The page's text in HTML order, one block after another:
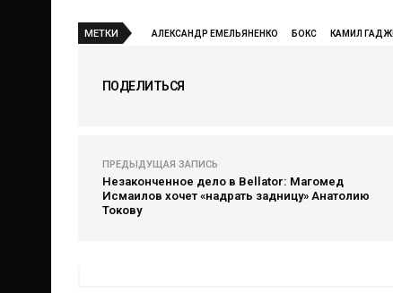
МЕТКИ АЛЕКСАНДР ЕМЕЛЬЯНЕНКО БОКС КАМИЛ
ПОДЕЛИТЬСЯ
ПРЕДЫДУЩАЯ ЗАПИСЬ
Незаконченное дело в Bellator: Магомед
Исмаилов хочет «надрать задницу» Анатолию
Токову